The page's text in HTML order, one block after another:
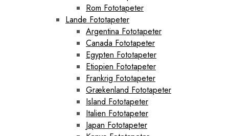
Rom Fototapeter
Lande Fototapeter
Argentina Fototapeter
Canada Fototapeter
Egypten Fototapeter
Etiopien Fototapeter
Frankrig Fototapeter
Grækenland Fototapeter
Island Fototapeter
Italien Fototapeter
Japan Fototapeter